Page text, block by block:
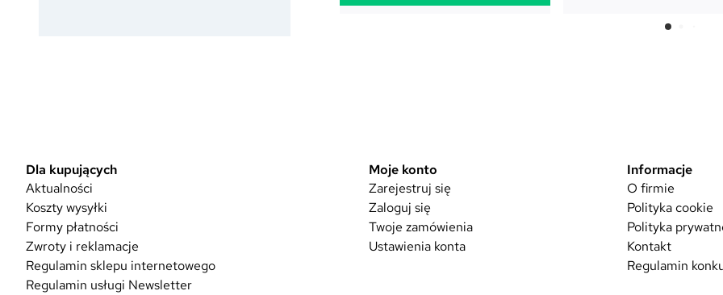
k
t
m
e
u
k
t
m
a
Dla kupujących
Aktualności
Koszty wysyłki
Formy płatności
Zwroty i reklamacje
Regulamin sklepu internetowego
Regulamin usługi Newsletter
Moje konto
Zarejestruj się
Zaloguj się
Twoje zamówienia
Ustawienia konta
Informacje
O firmie
Polityka cookie
Polityka
Kontakt
Regulamin